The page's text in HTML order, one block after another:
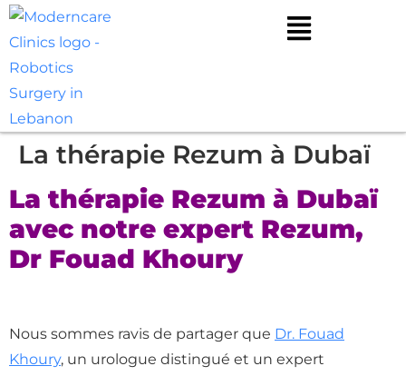
La thérapie Rezum à Dubaï
La thérapie Rezum à Dubaï
avec notre expert Rezum,
Dr Fouad Khoury
Nous sommes ravis de partager que Dr. Fouad
Khoury, un urologue distingué et un expert